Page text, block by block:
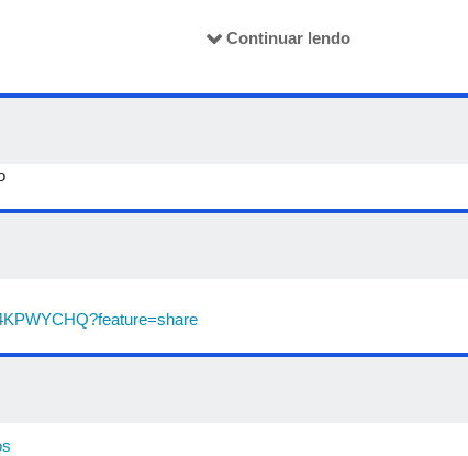
aqueles que assinarem a lista de presença durante o webinário.
Continuar lendo